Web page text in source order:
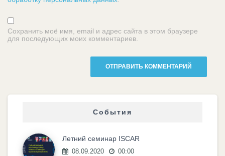
Сохранить моё имя, email и адрес сайта в этом браузере
для последующих моих комментариев.
События
Летний семинар ISCAR
08.09.2020 00:00